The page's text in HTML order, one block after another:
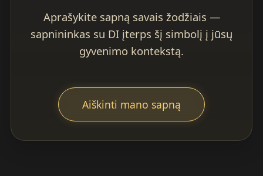
Aprašykite sapną savais žodžiais —
sapnininkas su DI įterps šį simbolį į jūsų
gyvenimo kontekstą.
Aiškinti mano sapną